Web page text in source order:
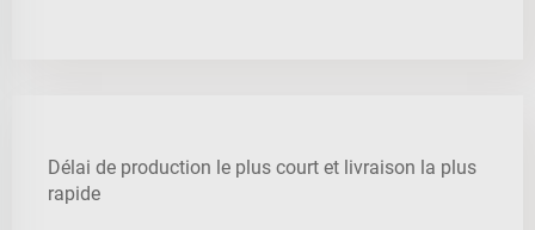
Délai de production le plus court et livraison la plus
rapide